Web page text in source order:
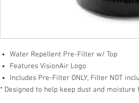
Water Repellent Pre-Filter w/ Top
Features VisionAir Logo
Includes Pre-Filter ONLY, Filter NOT
* Designed to help keep dust and